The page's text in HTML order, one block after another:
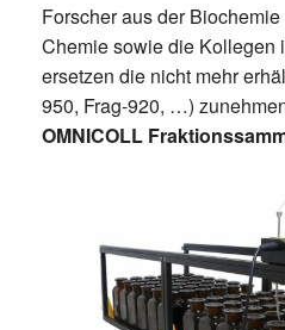
Forscher aus der
Chemie sowie die Kollegen
ersetzen die nicht mehr
950, Frag-920, …)
OMNICOLL